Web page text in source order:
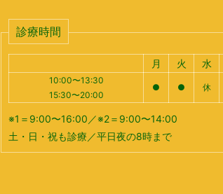
診療時間
月 火 水
10:00〜13:30
15:30〜20:00
● ● 休
※1＝9:00〜16:00／※2＝9:00〜14:00
土・日・祝も診療／平日夜の8時まで